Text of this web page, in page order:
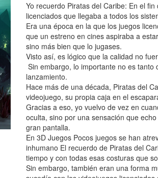
Yo recuerdo Piratas del Caribe: En el
licenciados que llegaba a todos los
Era una época en la que los juegos
que un estreno en cines aspiraba a
sino más bien que lo jugases.
Visto así, es lógico que la calidad no
Sin embargo, lo importante no es
lanzamiento.
Hace más de una década, Piratas del
videojuego, su propia caja en el
Gracias a eso, yo vuelvo de vez en
oculta, sino por una sensación que
gran pantalla.
En 3D Juegos Pocos juegos se han
inhumano El recuerdo de Piratas del
tiempo y con todas esas costuras que
Sin embargo, también eran una forma